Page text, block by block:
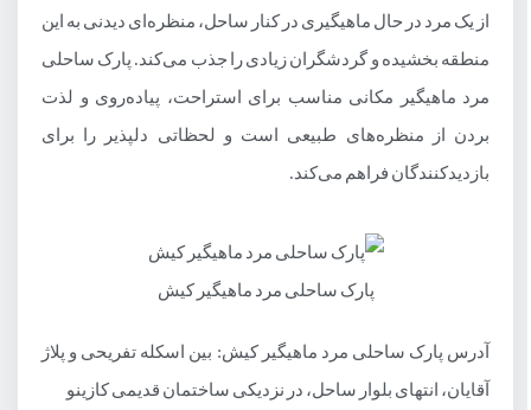
از یک مرد در حال ماهیگیری در کنار ساحل، منظره‌ای دیدنی به این
منطقه بخشیده و گردشگران زیادی را جذب می‌کند. پارک ساحلی
مرد ماهیگیر مکانی مناسب برای استراحت، پیاده‌روی و لذت
بردن از منظره‌های طبیعی است و لحظاتی دلپذیر را برای
بازدیدکنندگان فراهم می‌کند.
پارک ساحلی مرد ماهیگیر کیش
آدرس پارک ساحلی مرد ماهیگیر کیش: بین اسکله تفریحی و پلاژ
آقایان، انتهای بلوار ساحل، در نزدیکی ساختمان قدیمی کازینو